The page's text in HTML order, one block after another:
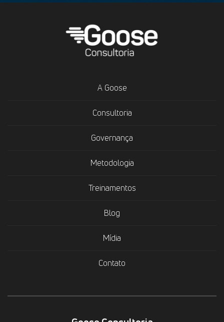
A Goose
Consultoria
Governança
Metodologia
Treinamentos
Blog
Mídia
Contato